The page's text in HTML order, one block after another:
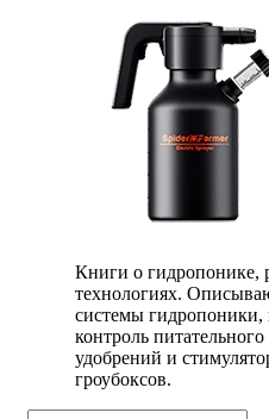
Книги о гидропонике,
технологиях.
системы гидропоники,
контроль
удобрений и
гроубоксов.